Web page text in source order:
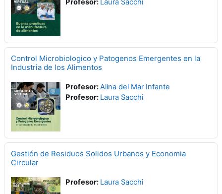
Profesor: Laura Sacchi
Control Microbiologico y Patogenos Emergentes en la
Industria de los Alimentos
Profesor:Alina del Mar Infante
Profesor: Laura Sacchi
Gestión de Residuos Solidos Urbanos y Economi­a
Circular
Profesor: Laura Sacchi